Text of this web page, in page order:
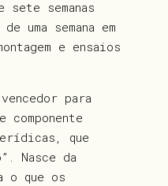
semanas
uma semana em
e ensaios
para
que
Nasce da
o que os